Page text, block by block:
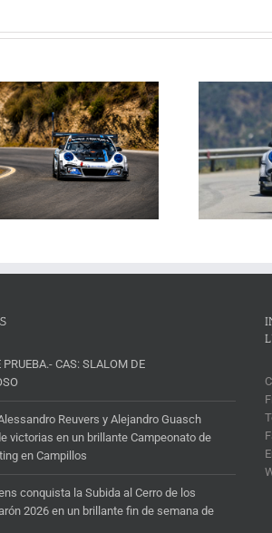
La Subida al Cerro de los
Cañones levanta hoy el telón con
un cartel de lujo
CAS: SLALOM DE
Reuvers y Alejandro Guasch
victorias en un brillante Campeonato de
en Campillos
conquista la Subida al Cerro de los
2026 en un brillante fin de semana de